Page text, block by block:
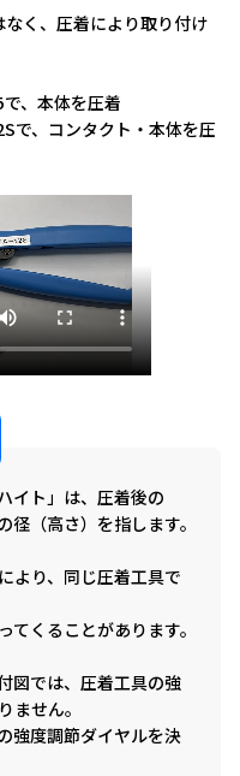
く、圧着により取り付け
、本体を圧着
で、コンタクト・本体を圧
イト」は、圧着後の
径（高さ）を指します。
より、同じ圧着工具で
くることがあります。
図では、圧着工具の強
ません。
強度調節ダイヤルを決